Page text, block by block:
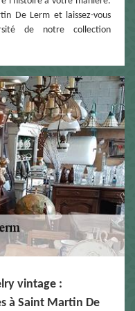
De Lerm et laissez-vous
de notre collection
vintage :
à Saint Martin De